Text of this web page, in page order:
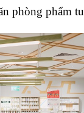
phòng phẩm